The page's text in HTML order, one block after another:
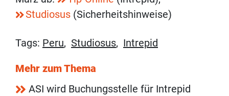
Studiosus (Sicherheitshinweise)
Tags: Peru, Studiosus, Intrepid
Mehr zum Thema
ASI wird Buchungsstelle für Intrepid